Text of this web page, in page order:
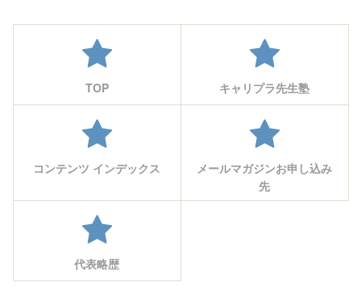
TOP キャリプラ先生塾
コンテンツ インデックス
メールマガジンお申し込み
先
代表略歴